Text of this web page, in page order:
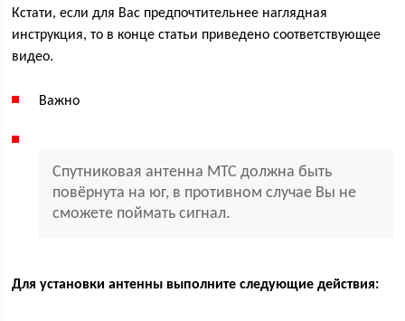
Кстати, если для Вас предпочтительнее наглядная
инструкция, то в конце статьи приведено соответствующее
видео.
Важно
Спутниковая антенна МТС должна быть
повёрнута на юг, в противном случае Вы не
сможете поймать сигнал.
Для установки антенны выполните следующие действия: